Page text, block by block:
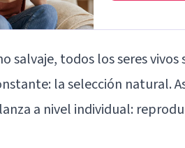
salvaje, todos los seres
la selección natural.
a nivel individual: